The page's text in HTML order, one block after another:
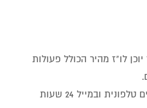
לו"ז מהיר הכולל פעולות
יבוצע יידוע מידי של המשרד להגנת הסביבה, משרד הבריאות ורשות המים טלפונית ובמייל 24 שעות